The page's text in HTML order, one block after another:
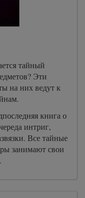
тайный
Эти
на них ведут к
книга о
интриг,
Все тайные
занимают свои